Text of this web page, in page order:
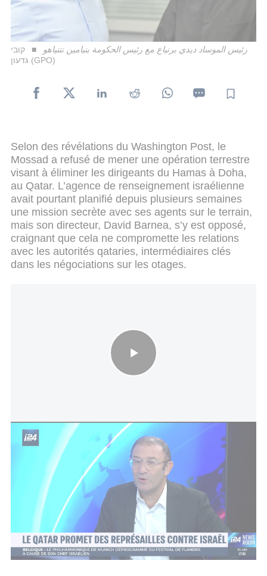
رئيس الموساد ديدي برنياع مع رئيس الحكومة بنيامين نتنياهو
קובי
גדעון (GPO)
Selon des révélations du Washington Post, le
Mossad a refusé de mener une opération terrestre
visant à éliminer les dirigeants du Hamas à Doha,
au Qatar. L’agence de renseignement israélienne
avait pourtant planifié depuis plusieurs semaines
une mission secrète avec ses agents sur le terrain,
mais son directeur, David Barnea, s’y est opposé,
craignant que cela ne compromette les relations
avec les autorités qataries, intermédiaires clés
dans les négociations sur les otages.
Le Qatar promet des représailles contre Israël
Face à cette opposition, le gouvernement israélien
a finalement choisi d’exécuter une frappe aérienne
mardi. Cette attaque, ordonnée par le Premier
ministre Benjamin Netanyahou, a visé plusieurs
hauts responsables du Hamas rassemblés à Doha.
Cependant, selon le Hamas, seuls des proches et
des conseillers ont été éliminés, les principaux
dirigeants ayant survécu.